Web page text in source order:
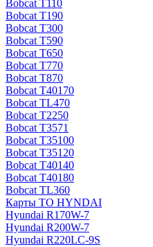
Bobcat T110
Bobcat T190
Bobcat T300
Bobcat T590
Bobcat T650
Bobcat T770
Bobcat T870
Bobcat T40170
Bobcat TL470
Bobcat Т2250
Bobcat Т3571
Bobcat Т35100
Bobcat Т35120
Bobcat Т40140
Bobcat Т40180
Bobcat ТL360
Карты ТО HYNDAI
Hyundai R170W-7
Hyundai R200W-7
Hyundai R220LC-9S